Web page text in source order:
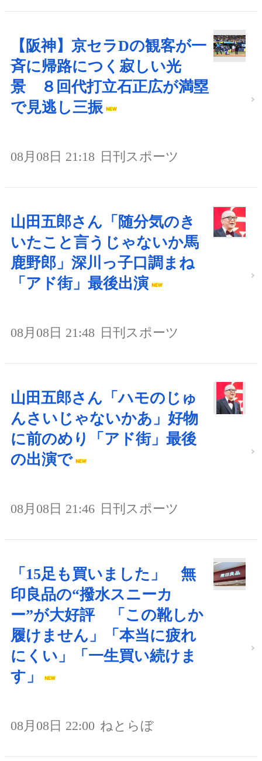
【阪神】京セラDの観客が一
斉に帰路につく寂しい光
景 ８回代打立石正広が満塁
で見逃し三振
08月08日 21:18 日刊スポーツ
山田五郎さん「随分気のき
いたこと言うじゃないか馬
鹿野郎」深川っ子口調まね
「アド街」最後出演
08月08日 21:48 日刊スポーツ
山田五郎さん「ハモのじゅ
んさいじゃないかあ」好物
に前のめり「アド街」最後
の出演で
08月08日 21:46 日刊スポーツ
「15足も買いました」 無
印良品の“撥水スニーカ
ー”が大好評 「この靴しか
履けません」「本当に疲れ
にくい」「一生買い続けま
す」
08月08日 22:00 ねとらぼ